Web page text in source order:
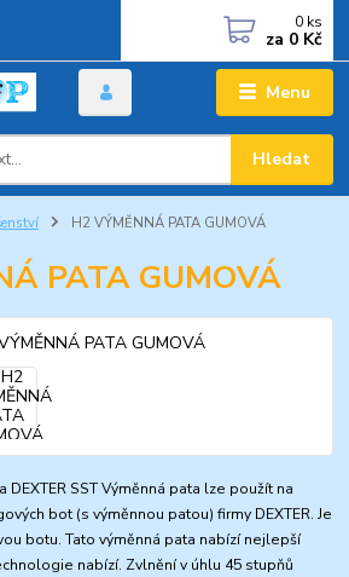
Menu
Hledat
0 ks
za 0 Kč
H2 VÝMĚNNÁ PATA GUMOVÁ
PATA GUMOVÁ
DEXTER SST Výměnná pata lze použít na
bot (s výměnnou patou) firmy DEXTER. Je
botu. Tato výměnná pata nabízí nejlepší
nabízí. Zvlnění v úhlu 45 stupňů